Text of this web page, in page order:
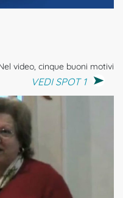
video, cinque buoni motivi
VEDI SPOT 1